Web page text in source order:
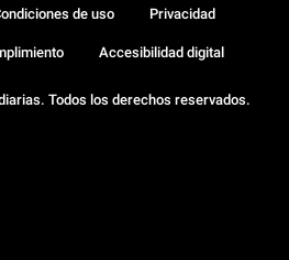
Todos los derechos reservados.
de uso Privacidad
Accesibilidad digital